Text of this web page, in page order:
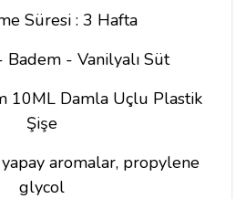
Süresi : 3 Hafta
Badem - Vanilyalı Süt
10ML Damla Uçlu Plastik
Şişe
aromalar, propylene
glycol